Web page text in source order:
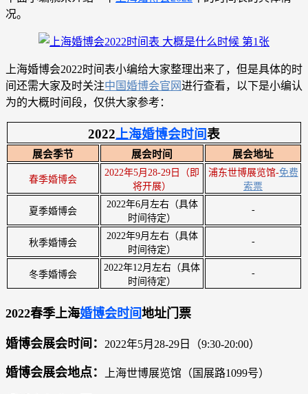
况。
上海婚博会2022时间表小编给大家整理出来了，但是具体的时
间还需大家及时关注中国婚博会官网进行查看，以下是小编认
为的大概时间段，仅供大家参考：
2022上海婚博会时间表
展会季节 展会时间 展会地址
春季婚博会
2022年5月28-29日（即
将开展）
浦东世博展览馆-免费
索票
夏季婚博会
2022年6月左右（具体
时间待定）
-
秋季婚博会
2022年9月左右（具体
时间待定）
-
冬季婚博会
2022年12月 左右（具体
时间待定）
-
2022春季上海婚博会时间地址门票
婚博会展会时间： 2022年5月28-29日（9:30-20:00）
婚博会展会地点： 上海世博展览馆（国展路1099号）